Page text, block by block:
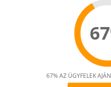
67% AZ ÜGYFELEK